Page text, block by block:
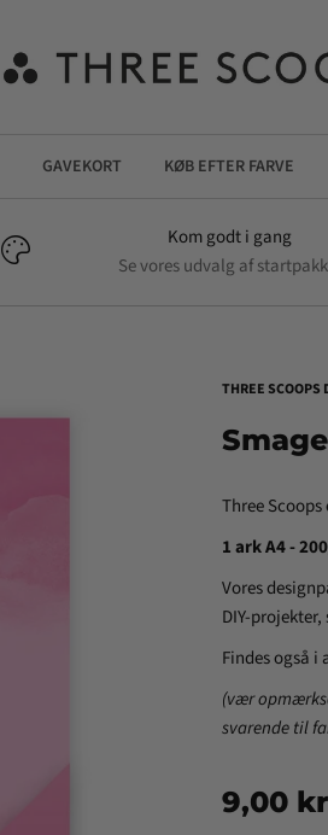
GAVEKORT KØB EFTER FARVE
Kom godt i gang
Se vores udvalg af
THREE SCOOPS
Three
1 ark A4 -
Vores
DIY-
Findes også i
(vær
svarende til
9,00 kr